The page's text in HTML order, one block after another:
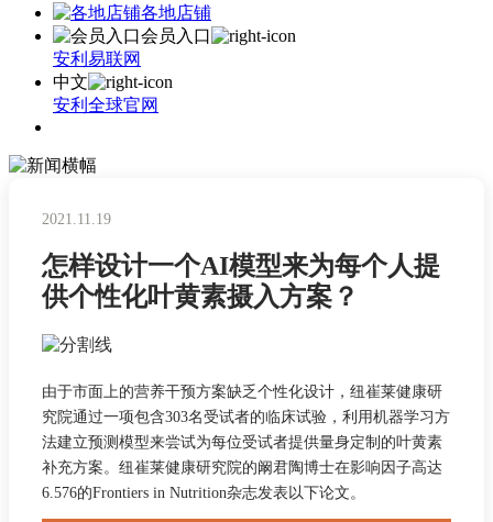
各地店铺
会员入口
安利易联网
中文
安利全球官网
2021.11.19
怎样设计一个AI模型来为每个人提
供个性化叶黄素摄入方案？
由于市面上的营养干预方案缺乏个性化设计，纽崔莱健康研
究院通过一项包含303名受试者的临床试验，利用机器学习方
法建立预测模型来尝试为每位受试者提供量身定制的叶黄素
补充方案。纽崔莱健康研究院的阚君陶博士在影响因子高达
6.576的Frontiers in Nutrition杂志发表以下论文。